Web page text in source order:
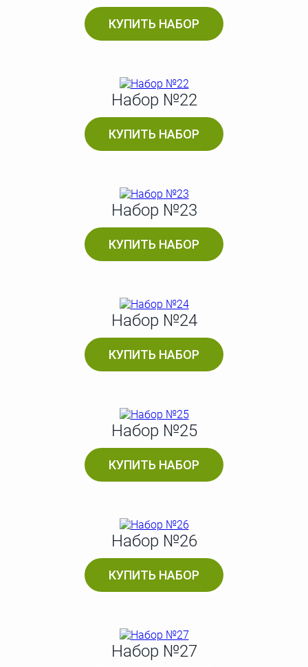
КУПИТЬ НАБОР
Набор №22
КУПИТЬ НАБОР
Набор №23
КУПИТЬ НАБОР
Набор №24
КУПИТЬ НАБОР
Набор №25
КУПИТЬ НАБОР
Набор №26
КУПИТЬ НАБОР
Набор №27